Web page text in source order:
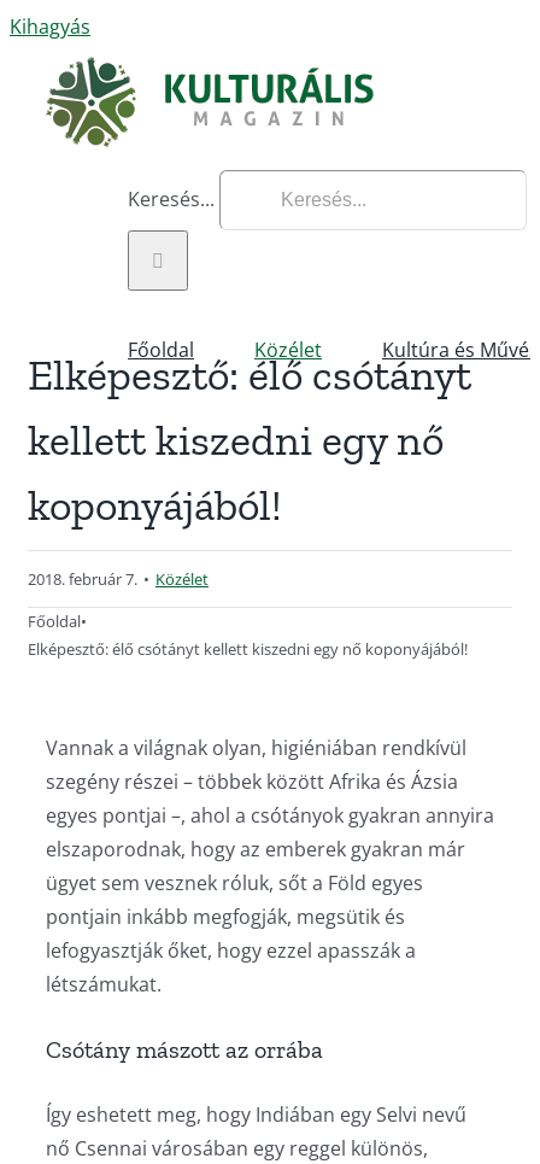
Kihagyás
Keresés...
Főoldal Közélet Kultúra és
Elképesztő: élő csótányt
kellett kiszedni egy nő
koponyájából!
2018. február 7. • Közélet
Főoldal•
Elképesztő: élő csótányt kellett kiszedni egy nő koponyájából!
Vannak a világnak olyan, higiéniában rendkívül
szegény részei – többek között Afrika és Ázsia
egyes pontjai –, ahol a csótányok gyakran annyira
elszaporodnak, hogy az emberek gyakran már
ügyet sem vesznek róluk, sőt a Föld egyes
pontjain inkább megfogják, megsütik és
lefogyasztják őket, hogy ezzel apasszák a
létszámukat.
Csótány mászott az orrába
Így eshetett meg, hogy Indiában egy Selvi nevű
nő Csennai városában egy reggel különös,